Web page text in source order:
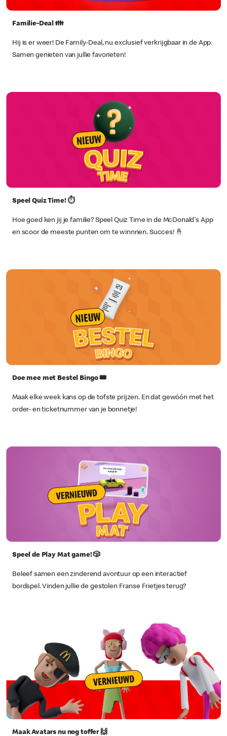
Familie-Deal 👪
Hij is er weer! De Family-Deal, nu exclusief verkrijgbaar in de App.
Samen genieten van jullie favorieten!
Speel Quiz Time! ⏱️
Hoe goed ken jij je familie? Speel Quiz Time in de McDonald's App
en scoor de meeste punten om te winnnen. Succes! 🤞
Doe mee met Bestel Bingo 🎟️
Maak elke week kans op de tofste prijzen. En dat gewóón met het
order- en ticketnummer van je bonnetje!
Speel de Play Mat game! 🎲
Beleef samen een zinderend avontuur op een interactief
bordspel. Vinden jullie de gestolen Franse Frietjes terug?
Maak Avatars nu nog toffer 🙌